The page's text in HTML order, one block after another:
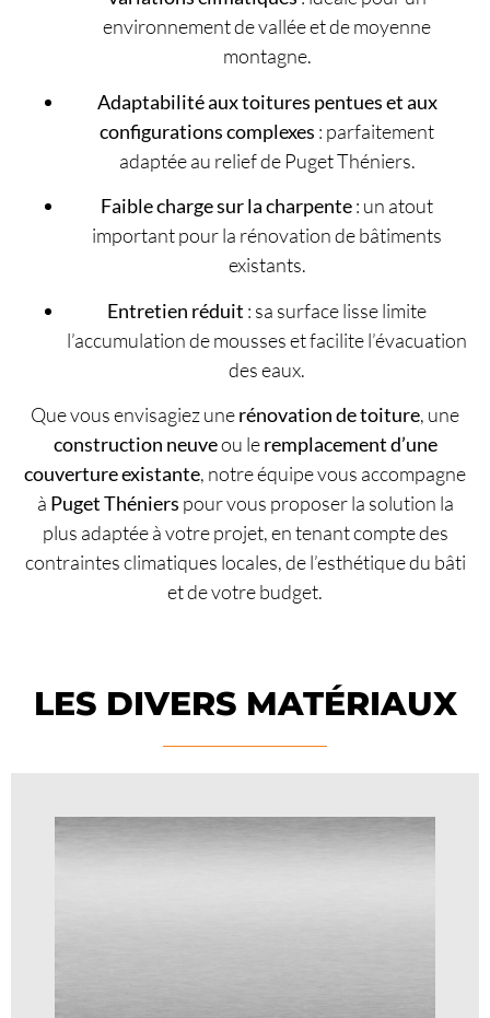
environnement de vallée et de moyenne
montagne.
Adaptabilité aux toitures pentues et aux
configurations complexes : parfaitement
adaptée au relief de Puget Théniers.
Faible charge sur la charpente: un atout
important pour la rénovation de bâtiments
existants.
Entretien réduit : sa surface lisse limite
l’accumulation de mousses et facilite l’évacuation
des eaux.
Que vous envisagiez unerénovation de toiture, une
construction neuveou leremplacement d’une
couverture existante, notre équipe vous accompagne
à Puget Théniers pour vous proposer la solution la
plus adaptée à votre projet, en tenant compte des
contraintes climatiques locales, de l’esthétique du bâti
et de votre budget.
LES DIVERS MATÉRIAUX